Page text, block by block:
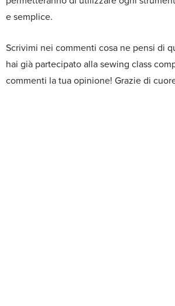
e semplice.
Scrivimi nei commenti cosa ne pensi di
hai già partecipato alla sewing class
commenti la tua opinione! Grazie di